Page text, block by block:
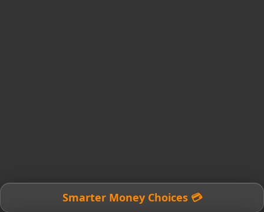
💳 Smarter Money Choices